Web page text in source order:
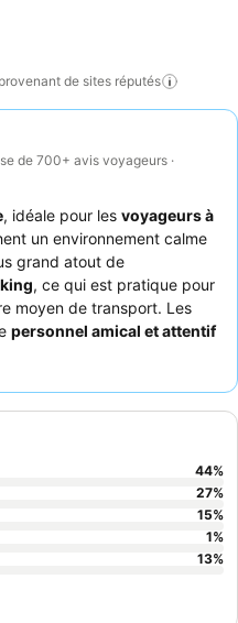
de sites réputés
de 700+ avis voyageurs ·
, idéale pour les voyageurs à
un environnement calme
grand atout de
, ce qui est pratique pour
moyen de transport. Les
personnel amical et attentif
locaux. Pour une
de minimiser les nuisances
44%
27%
15%
1%
13%